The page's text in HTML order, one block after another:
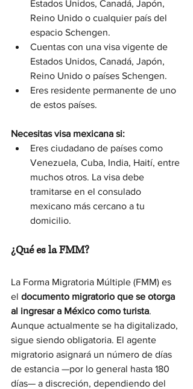
Estados Unidos, Canadá, Japón,
Reino Unido o cualquier país del
espacio Schengen.
Cuentas con una visa vigente de
Estados Unidos, Canadá, Japón,
Reino Unido o países Schengen.
Eres residente permanente de uno
de estos países.
Necesitas visa mexicana si:
Eres ciudadano de países como
Venezuela, Cuba, India, Haití, entre
muchos otros. La visa debe
tramitarse en el consulado
mexicano más cercano a tu
domicilio.
¿Qué es la FMM?
La Forma Migratoria Múltiple (FMM) es
el documento migratorio que se otorga
al ingresar a México como turista.
Aunque actualmente se ha digitalizado,
sigue siendo obligatoria. El agente
migratorio asignará un número de días
de estancia —por lo general hasta 180
días— a discreción, dependiendo del